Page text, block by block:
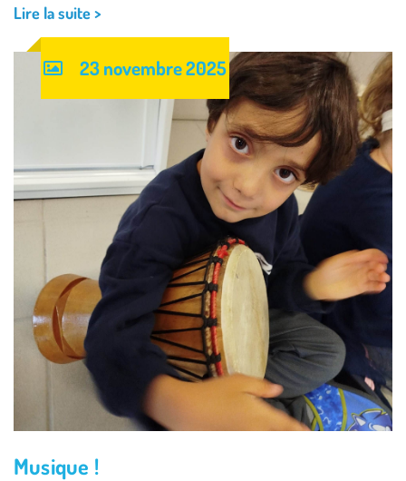
Lire la suite >
23 novembre 2025
Musique !